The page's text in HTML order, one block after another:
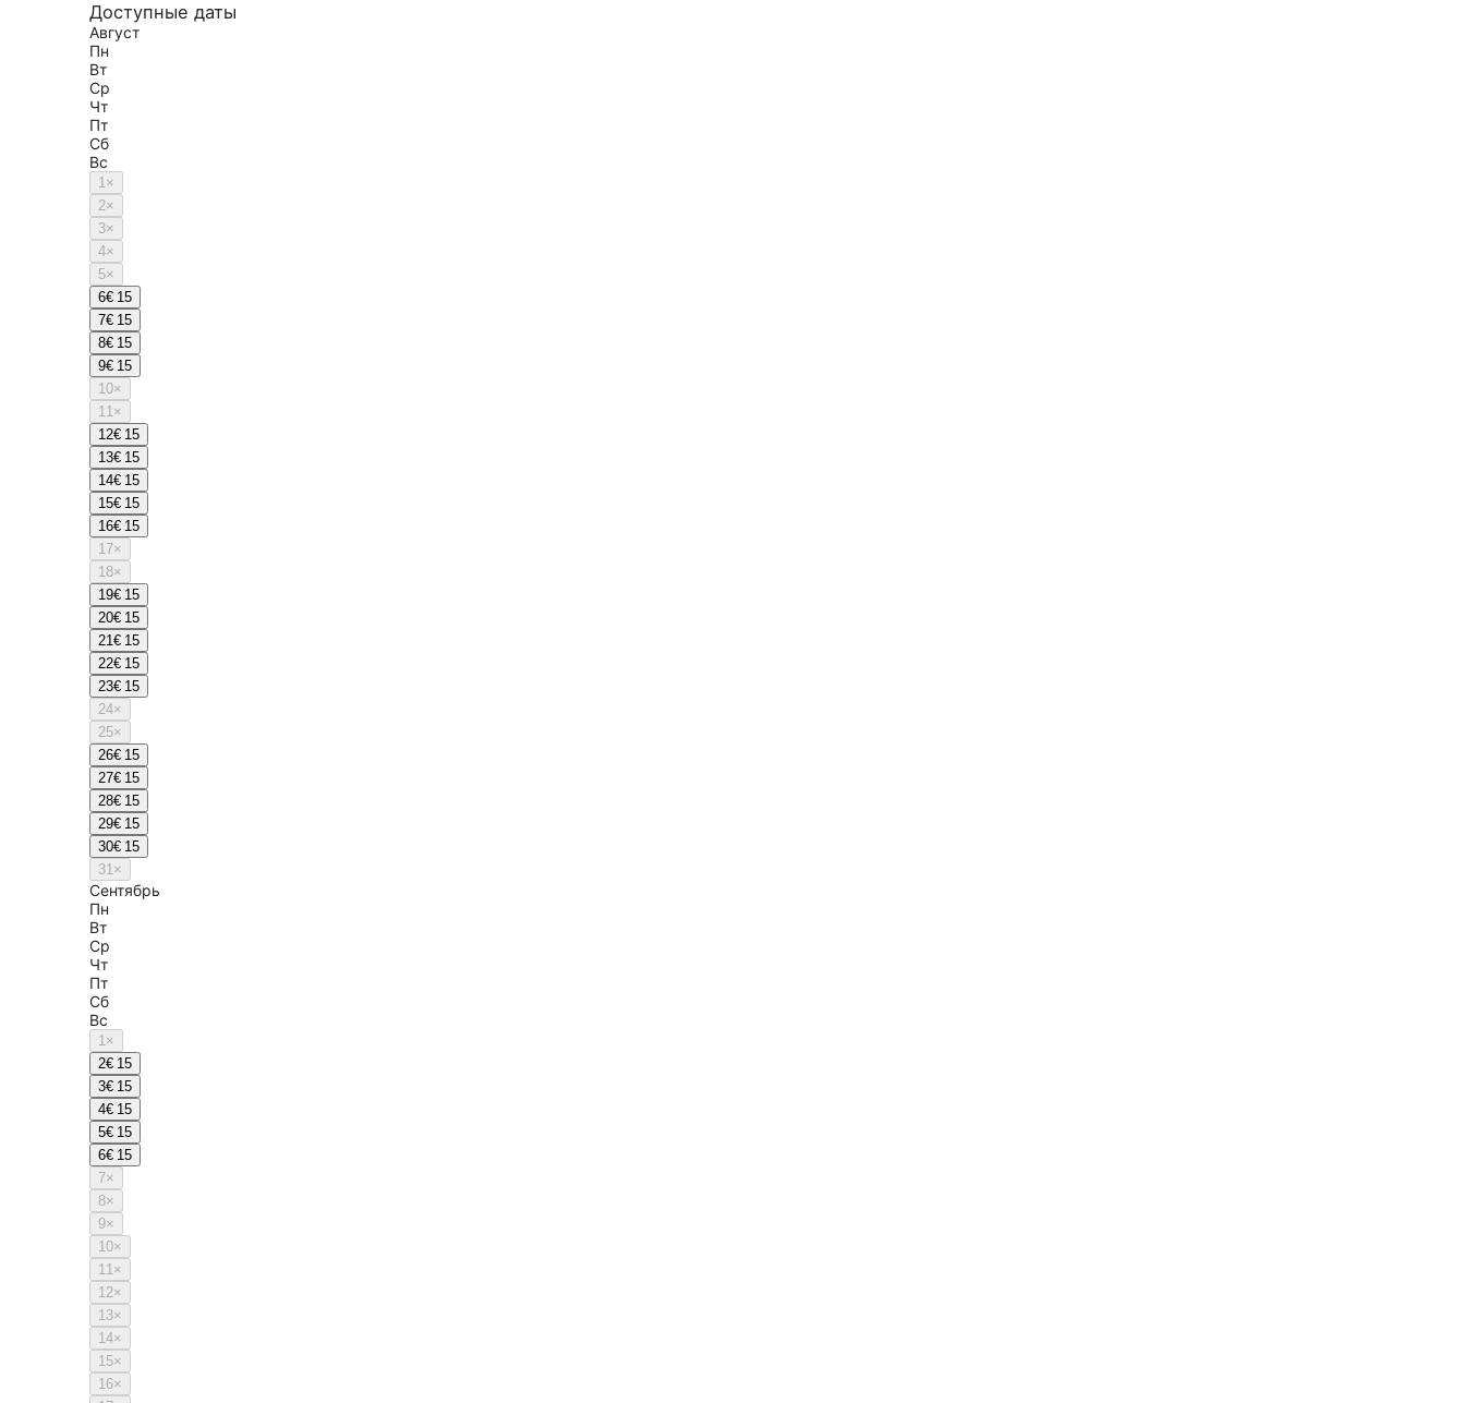
Доступные даты
Август
Пн
Вт
Ср
Чт
Пт
Сб
Вс
1×
2×
3×
4×
5×
6€ 15
7€ 15
8€ 15
9€ 15
10×
11×
12€ 15
13€ 15
14€ 15
15€ 15
16€ 15
17×
18×
19€ 15
20€ 15
21€ 15
22€ 15
23€ 15
24×
25×
26€ 15
27€ 15
28€ 15
29€ 15
30€ 15
31×
Сентябрь
Пн
Вт
Ср
Чт
Пт
Сб
Вс
1×
2€ 15
3€ 15
4€ 15
5€ 15
6€ 15
7×
8×
9×
10×
11×
12×
13×
14×
15×
16×